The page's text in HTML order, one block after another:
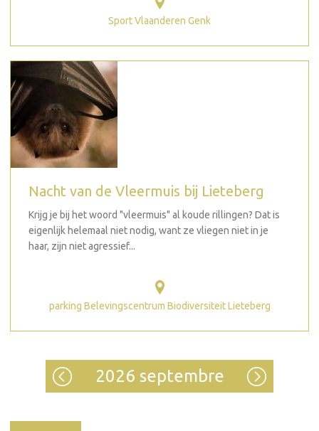
Sport Vlaanderen Genk
Nacht van de Vleermuis bij Lieteberg
Krijg je bij het woord "vleermuis" al koude rillingen? Dat is
eigenlijk helemaal niet nodig, want ze vliegen niet in je
haar, zijn niet agressief...
parking Belevingscentrum Biodiversiteit Lieteberg
2026 septembre